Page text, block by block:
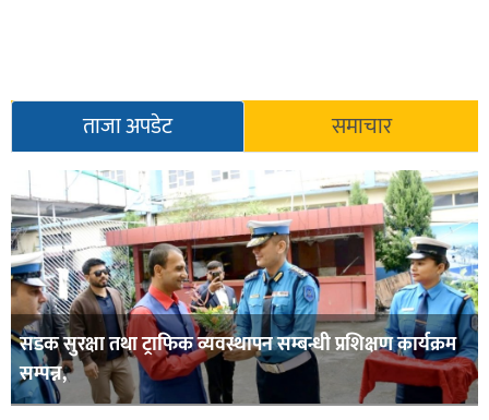
ताजा अपडेट समाचार
सडक सुरक्षा तथा ट्राफिक व्यवस्थापन सम्बन्धी प्रशिक्षण कार्यक्रम
सम्पन्न,